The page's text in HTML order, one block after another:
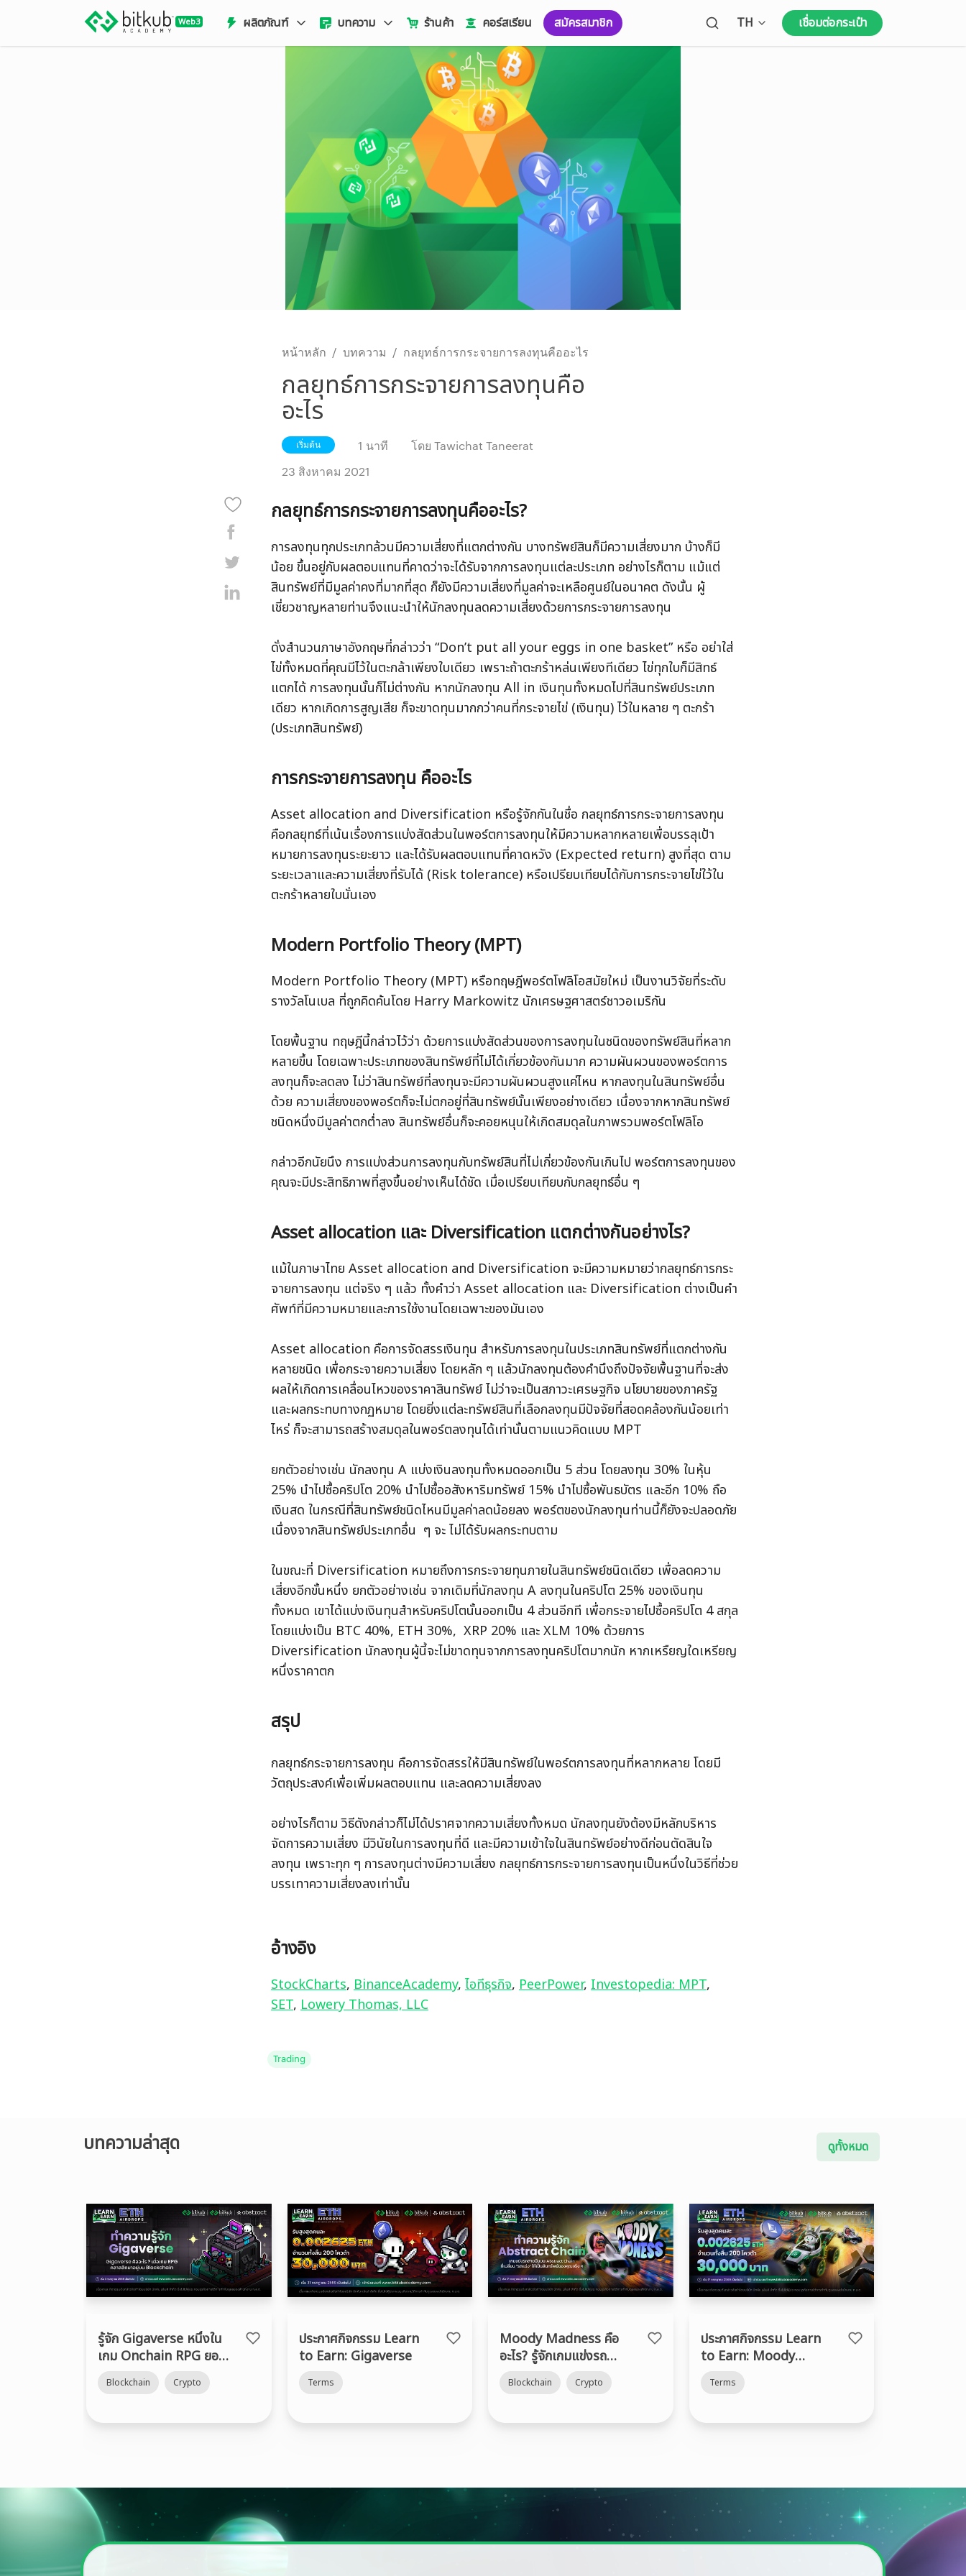
ผลิตภัณฑ์ บทความ ร้านค้า คอร์สเรียน สมัครสมาชิก Open language menu
TH เชื่อมต่อกระเป๋า
หน้าหลัก / บทความ / กลยุทธ์การกระจายการลงทุนคืออะไร
กลยุทธ์การกระจายการลงทุนคือ
อะไร
เริ่มต้น 1 นาที โดย Tawichat Taneerat
23 สิงหาคม 2021
กลยุทธ์การกระจายการลงทุนคืออะไร?
การลงทุนทุกประเภทล้วนมีความเสี่ยงที่แตกต่างกัน บางทรัพย์สินก็มีความเสี่ยงมาก บ้างก็มี
น้อย ขึ้นอยู่กับผลตอบแทนที่คาดว่าจะได้รับจากการลงทุนแต่ละประเภท อย่างไรก็ตาม แม้แต่
สินทรัพย์ที่มีมูลค่าคงที่มากที่สุด ก็ยังมีความเสี่ยงที่มูลค่าจะเหลือศูนย์ในอนาคต ดังนั้น ผู้
ดั่งสำนวนภาษาอังกฤษที่กล่าวว่า “Don’t put all your eggs in one basket” หรือ อย่าใส่
ไข่ทั้งหมดที่คุณมีไว้ในตะกล้าเพียงใบเดียว เพราะถ้าตะกร้าหล่นเพียงทีเดียว ไข่ทุกใบก็มีสิทธ์
แตกได้ การลงทุนนั้นก็ไม่ต่างกัน หากนักลงทุน All in เงินทุนทั้งหมดไปที่สินทรัพย์ประเภท
เดียว หากเกิดการสูญเสีย ก็จะขาดทุนมากกว่าคนที่กระจายไข่ (เงินทุน) ไว้ในหลาย ๆ ตะกร้า
(ประเภทสินทรัพย์)
การกระจายการลงทุน คืออะไร
Asset allocation and Diversification หรือรู้จักกันในชื่อ กลยุทธ์การกระจายการลงทุน
คือกลยุทธ์ที่เน้นเรื่องการแบ่งสัดส่วนในพอร์ตการลงทุนให้มีความหลากหลายเพื่อบรรลุเป้า
หมายการลงทุนระยะยาว และได้รับผลตอบแทนที่คาดหวัง (Expected return) สูงที่สุด ตาม
ระยะเวลาและความเสี่ยงที่รับได้ (Risk tolerance) หรือเปรียบเทียบได้กับการกระจายไข่ใว้ใน
ตะกร้าหลายใบนั่นเอง
Modern Portfolio Theory (MPT)
Modern Portfolio Theory (MPT) หรือทฤษฎีพอร์ตโฟลิโอสมัยใหม่ เป็นงานวิจัยที่ระดับ
รางวัลโนเบล ที่ถูกคิดค้นโดย Harry Markowitz นักเศรษฐศาสตร์ชาวอเมริกัน
โดยพื้นฐาน ทฤษฎีนี้กล่าวไว้ว่า ด้วยการแบ่งสัดส่วนของการลงทุนในชนิดของทรัพย์สินที่หลาก
หลายขึ้น โดยเฉพาะประเภทของสินทรัพย์ที่ไม่ได้เกี่ยวข้องกันมาก ความผันผวนของพอร์ตการ
ลงทุนก็จะลดลง ไม่ว่าสินทรัพย์ที่ลงทุนจะมีความผันผวนสูงแค่ไหน หากลงทุนในสินทรัพย์อื่น
ด้วย ความเสี่ยงของพอร์ตก็จะไม่ตกอยู่ที่สินทรัพย์นั้นเพียงอย่างเดียว เนื่องจากหากสินทรัพย์
ชนิดหนึ่งมีมูลค่าตกต่ำลง สินทรัพย์อื่นก็จะคอยหนุนให้เกิดสมดุลในภาพรวมพอร์ตโฟลิโอ
กล่าวอีกนัยนึง การแบ่งส่วนการลงทุนกับทรัพย์สินที่ไม่เกี่ยวข้องกันเกินไป พอร์ตการลงทุนของ
คุณจะมีประสิทธิภาพที่สูงขึ้นอย่างเห็นได้ชัด เมื่อเปรียบเทียบกับกลยุทธ์อื่น ๆ
Asset allocation และ Diversification แตกต่างกันอย่างไร?
แม้ในภาษาไทย Asset allocation and Diversification จะมีความหมายว่ากลยุทธ์การกระ
จายการลงทุน แต่จริง ๆ แล้ว ทั้งคำว่า Asset allocation และ Diversification ต่างเป็นคำ
ศัพท์ที่มีความหมายและการใช้งานโดยเฉพาะของมันเอง
Asset allocation คือการจัดสรรเงินทุน สำหรับการลงทุนในประเภทสินทรัพย์ที่แตกต่างกัน
หลายชนิด เพื่อกระจายความเสี่ยง โดยหลัก ๆ แล้วนักลงทุนต้องคำนึงถึงปัจจัยพื้นฐานที่จะส่ง
ผลให้เกิดการเคลื่อนไหวของราคาสินทรัพย์ ไม่ว่าจะเป็นสภาวะเศรษฐกิจ นโยบายของภาครัฐ
และผลกระทบทางกฏหมาย โดยยิ่งแต่ละทรัพย์สินที่เลือกลงทุนมีปัจจัยที่สอดคล้องกันน้อยเท่า
ไหร่ ก็จะสามารถสร้างสมดุลในพอร์ตลงทุนได้เท่านั้นตามแนวคิดแบบ MPT
ยกตัวอย่างเช่น นักลงทุน A แบ่งเงินลงทุนทั้งหมดออกเป็น 5 ส่วน โดยลงทุน 30% ในหุ้น
25% นำไปซื้อคริปโต 20% นำไปซื้ออสังหาริมทรัพย์ 15% นำไปซื้อพันธบัตร และอีก 10% ถือ
เงินสด ในกรณีที่สินทรัพย์ชนิดไหนมีมูลค่าลดน้อยลง พอร์ตของนักลงทุนท่านนี้ก็ยังจะปลอดภัย
เนื่องจากสินทรัพย์ประเภทอื่น  ๆ จะ ไม่ได้รับผลกระทบตาม
ในขณะที่ Diversification หมายถึงการกระจายทุนภายในสินทรัพย์ชนิดเดียว เพื่อลดความ
เสี่ยงอีกขั้นหนึ่ง ยกตัวอย่างเช่น จากเดิมที่นักลงทุน A ลงทุนในคริปโต 25% ของเงินทุน
ทั้งหมด เขาได้แบ่งเงินทุนสำหรับคริปโตนั้นออกเป็น 4 ส่วนอีกที เพื่อกระจายไปซื้อคริปโต 4 สกุล
โดยแบ่งเป็น BTC 40%, ETH 30%,  XRP 20% และ XLM 10% ด้วยการ
Diversification นักลงทุนผู้นี้จะไม่ขาดทุนจากการลงทุนคริปโตมากนัก หากเหรืยญใดเหรียญ
หนึ่งราคาตก
สรุป
กลยุทธ์กระจายการลงทุน คือการจัดสรรให้มีสินทรัพย์ในพอร์ตการลงทุนที่หลากหลาย โดยมี
วัตถุประสงค์เพื่อเพิ่มผลตอบแทน และลดความเสี่ยงลง
อย่างไรก็ตาม วิธีดังกล่าวก็ไม่ได้ปราศจากความเสี่ยงทั้งหมด นักลงทุนยังต้องมีหลักบริหาร
จัดการความเสี่ยง มีวินัยในการลงทุนที่ดี และมีความเข้าใจในสินทรัพย์อย่างดีก่อนตัดสินใจ
ลงทุน เพราะทุก ๆ การลงทุนต่างมีความเสี่ยง กลยุทธ์การกระจายการลงทุนเป็นหนึ่งในวิธีที่ช่วย
บรรเทาความเสี่ยงลงเท่านั้น
อ้างอิง
StockCharts, BinanceAcademy, ไอทีธุรกิจ, PeerPower, Investopedia: MPT
SET, Lowery Thomas, LLC
Trading
บทความล่าสุด ดูทั้งหมด
รู้จัก Gigaverse หนึ่งใน
เกม Onchain RPG ยอด
นิยมบน Abstract
Chain
Blockchain Crypto
ประกาศกิจกรรม Learn
to Earn: Gigaverse
Terms
Moody Madness คือ
อะไร? รู้จักเกมแข่งรถ
Web3 สุดป่วนบน
Abstract พร้อมวิธีรับ
Blockchain Crypto
ประกาศกิจกรรม Learn
to Earn: Moody
Terms